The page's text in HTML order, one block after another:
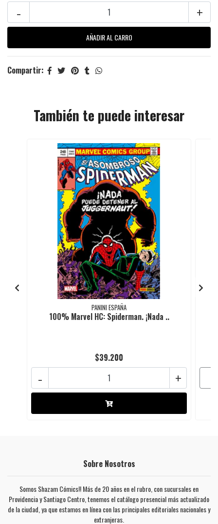
+
-
Compartir:
También te puede interesar
PANINI ESPAÑA
100% Marvel HC: Spiderman. ¡Nada ..
$39.200
+
-
Sobre Nosotros
Somos Shazam Cómics!! Más de 20 años en el rubro, con sucursales en
Providencia y Santiago Centro, tenemos el catálogo presencial más actualizado
de la ciudad, ya que estamos en línea con las principales editoriales nacionales y
extranjeras.